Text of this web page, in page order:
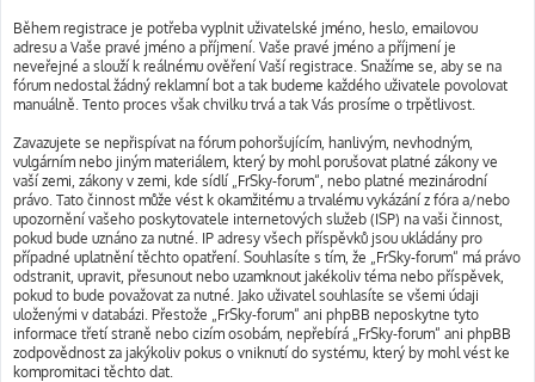
Během registrace je potřeba vyplnit uživatelské jméno, heslo, emailovou
adresu a Vaše pravé jméno a příjmení. Vaše pravé jméno a příjmení je
neveřejné a slouží k reálnému ověření Vaší registrace. Snažíme se, aby se na
fórum nedostal žádný reklamní bot a tak budeme každého uživatele povolovat
manuálně. Tento proces však chvilku trvá a tak Vás prosíme o trpětlivost.
Zavazujete se nepřispívat na fórum pohoršujícím, hanlivým, nevhodným,
vulgárním nebo jiným materiálem, který by mohl porušovat platné zákony ve
vaší zemi, zákony v zemi, kde sídlí „FrSky-forum“, nebo platné mezinárodní
právo. Tato činnost může vést k okamžitému a trvalému vykázání z fóra a/nebo
upozornění vašeho poskytovatele internetových služeb (ISP) na vaši činnost,
pokud bude uznáno za nutné. IP adresy všech příspěvků jsou ukládány pro
případné uplatnění těchto opatření. Souhlasíte s tím, že „FrSky-forum“ má právo
odstranit, upravit, přesunout nebo uzamknout jakékoliv téma nebo příspěvek,
pokud to bude považovat za nutné. Jako uživatel souhlasíte se všemi údaji
uloženými v databázi. Přestože „FrSky-forum“ ani phpBB neposkytne tyto
informace třetí straně nebo cizím osobám, nepřebírá „FrSky-forum“ ani phpBB
zodpovědnost za jakýkoliv pokus o vniknutí do systému, který by mohl vést ke
kompromitaci těchto dat.